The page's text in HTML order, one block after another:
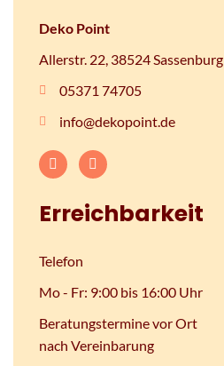
Deko Point
Allerstr. 22, 38524 Sassenburg
05371 74705
info@dekopoint.de
Erreichbarkeit
Telefon
Mo - Fr: 9:00 bis 16:00 Uhr
Beratungstermine vor Ort
nach Vereinbarung